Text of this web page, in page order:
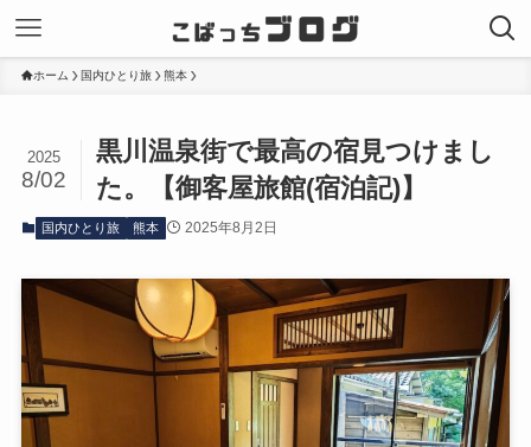
ホーム 国内ひとり旅 熊本
黒川温泉街で最高の宿見つけまし
た。【御客屋旅館(宿泊記)】
2025
8/02
国内ひとり旅 熊本 2025年8月2日